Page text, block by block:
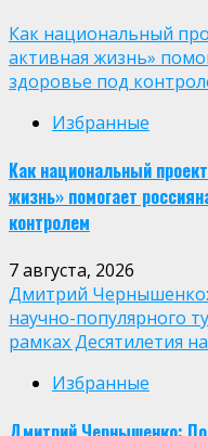
Как национальный
активная жизнь»
здоровье под
Избранные
Как национальный
жизнь» помогает
контролем
7 августа, 2026
Дмитрий
научно-популярного
рамках Десятилетия
Избранные